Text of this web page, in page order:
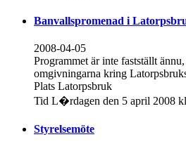
Banvallspromenad i
2008-04-05
Programmet är inte fastställt
omgivningarna kring
Plats Latorpsbruk
Tid L�rdagen den 5 april 2008
Styrelsemöte